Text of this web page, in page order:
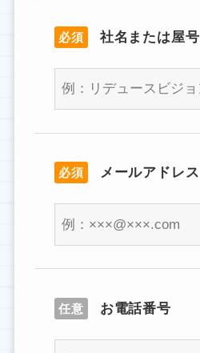
必須 社名または屋号
必須 メールアドレス
任意 お電話番号